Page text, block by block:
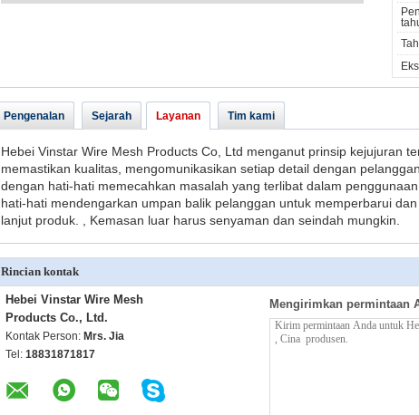
Pengenalan Sejarah Layanan Tim kami
Hebei Vinstar Wire Mesh Products Co, Ltd menganut prinsip kejujuran
memastikan kualitas, mengomunikasikan setiap detail dengan
dengan hati-hati memecahkan masalah yang terlibat dalam
hati-hati mendengarkan umpan balik pelanggan untuk memperbarui
lanjut produk. , Kemasan luar harus senyaman dan seindah mungkin.
Rincian kontak
Hebei Vinstar Wire Mesh
Products Co., Ltd.
Kontak Person: Mrs. Jia
Tel: 18831871817
Mengirimkan permintaan